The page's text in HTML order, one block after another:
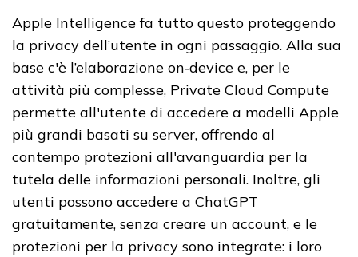
Apple Intelligence fa tutto questo proteggendo
la privacy dell’utente in ogni passaggio. Alla sua
base c'è l’elaborazione on‑device e, per le
attività più complesse, Private Cloud Compute
permette all'utente di accedere a modelli Apple
più grandi basati su server, offrendo al
contempo protezioni all'avanguardia per la
tutela delle informazioni personali. Inoltre, gli
utenti possono accedere a ChatGPT
gratuitamente, senza creare un account, e le
protezioni per la privacy sono integrate: i loro